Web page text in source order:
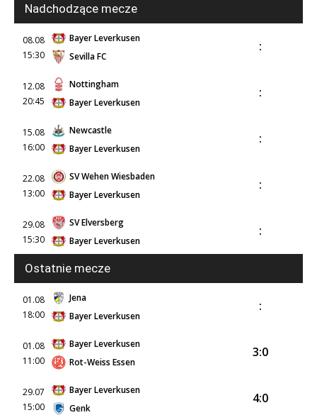
Nadchodzące mecze
08.08
15:30
Bayer Leverkusen
Sevilla FC
:
12.08
20:45
Nottingham
Bayer Leverkusen
:
15.08
16:00
Newcastle
Bayer Leverkusen
:
22.08
13:00
SV Wehen Wiesbaden
Bayer Leverkusen
:
29.08
15:30
SV Elversberg
Bayer Leverkusen
:
Ostatnie mecze
01.08
18:00
Jena
Bayer Leverkusen
:
01.08
11:00
Bayer Leverkusen
Rot-Weiss Essen
3:0
29.07
15:00
Bayer Leverkusen
Genk
4:0